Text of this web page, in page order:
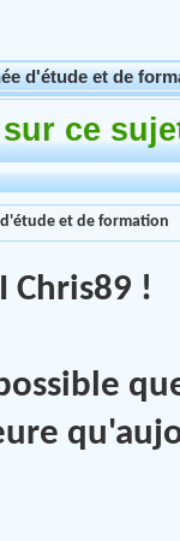
d'étude et de
ce
et de formation
Chris89 !